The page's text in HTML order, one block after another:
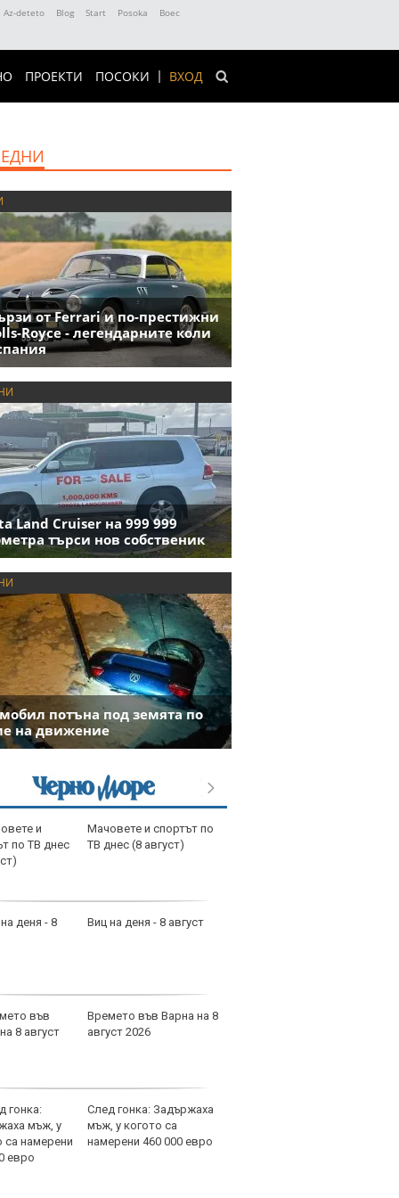
Az-deteto Blog Start Posoka
Boec
ВХОД
ПРОЕКТИ ПОСОКИ
от Ferrari и по-престижни
Royce - легендарните коли
Land Cruiser на 999 999
търси нов собственик
потъна под земята по
на движение
Мачовете и спортът по
ТВ днес (8 август)
Виц на деня - 8 август
Времето във Варна на 8
август 2026
След гонка: Задържаха
мъж, у когото са
намерени 460 000 евро